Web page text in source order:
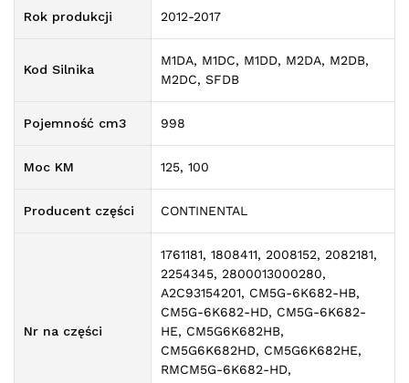
Rok produkcji 2012-2017
Kod Silnika
M1DA, M1DC, M1DD, M2DA, M2DB,
M2DC, SFDB
Pojemność cm3 998
Moc KM 125, 100
Producent części CONTINENTAL
Nr na części
1761181, 1808411, 2008152, 2082181,
2254345, 2800013000280,
A2C93154201, CM5G-6K682-HB,
CM5G-6K682-HD, CM5G-6K682-
HE, CM5G6K682HB,
CM5G6K682HD, CM5G6K682HE,
RMCM5G-6K682-HD,